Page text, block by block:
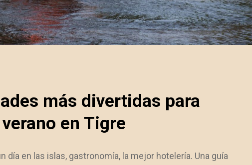
más divertidas para
en Tigre
día en las islas, gastronomía, la mejor hotelería. Una guía